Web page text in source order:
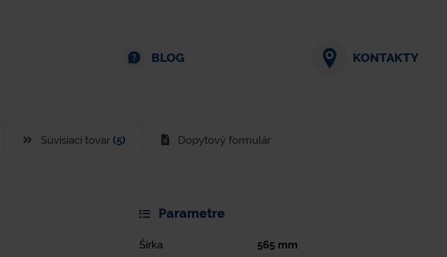
BLOG KONTAKTY
Súvisiaci tovar (5) Dopytový formulár
Parametre
Šírka 565 mm